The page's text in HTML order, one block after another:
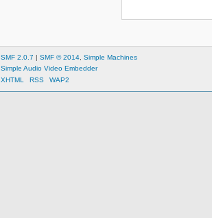
SMF 2.0.7 | SMF © 2014 Simple Machines
Simple Audio Video Embedder
XHTML
RSS WAP2